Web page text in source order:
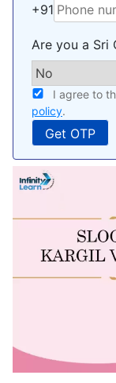
+91
Are you a Sri
I agree to
policy.